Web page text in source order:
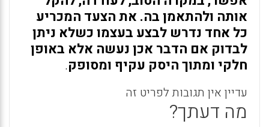
אותה ולהתאמן בה. את הצעד המכריע
כל אחד נדרש לבצע בעצמו כשלא ניתן
לבדוק אם הדבר אכן נעשה אלא באופן
חלקי ומתוך היסק עקיף ומסופק.
עדיין אין תגובות לפריט זה
מה דעתך?